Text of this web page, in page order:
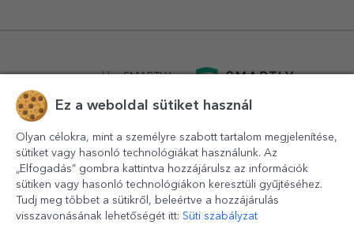
powered bySMARTLY.ro
Ez a weboldal sütiket használ
Olyan célokra, mint a személyre szabott tartalom megjelenítése,
sütiket vagy hasonló technológiákat használunk. Az
„Elfogadás” gombra kattintva hozzájárulsz az információk
sütiken vagy hasonló technológiákon keresztüli gyűjtéséhez.
Tudj meg többet a sütikről, beleértve a hozzájárulás
visszavonásának lehetőségét itt: Süti szabályzat